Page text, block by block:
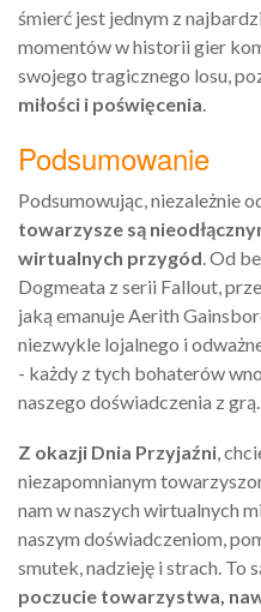
śmierć jest jednym z
momentów w historii gier
swojego tragicznego losu,
miłości i poświęcenia.
Podsumowanie
Podsumowując, niezależnie
towarzysze są
wirtualnych przygód. Od
Dogmeata z serii Fallout,
jaką emanuje Aerith
niezwykle lojalnego i
- każdy z tych bohaterów
naszego doświadczenia z grą.
Z okazji Dnia Przyjaźni,
niezapomnianym
nam w naszych wirtualnych
naszym doświadczeniom,
smutek, nadzieję i strach. To
poczucie towarzystwa,